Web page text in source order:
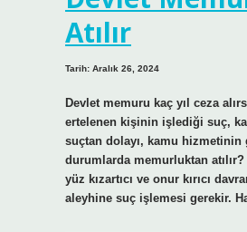
Atılır
Tarih: Aralık 26, 2024
Devlet memuru kaç yıl ceza
ertelenen kişinin işlediği suç,
suçtan dolayı, kamu hizmetinin
durumlarda memurluktan
yüz kızartıcı ve onur kırıcı
aleyhine suç işlemesi gerekir.